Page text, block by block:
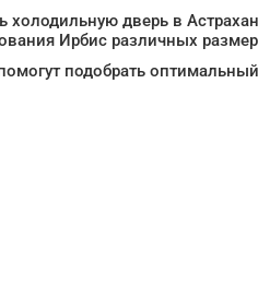
дверь в
Ирбис различных
подобрать